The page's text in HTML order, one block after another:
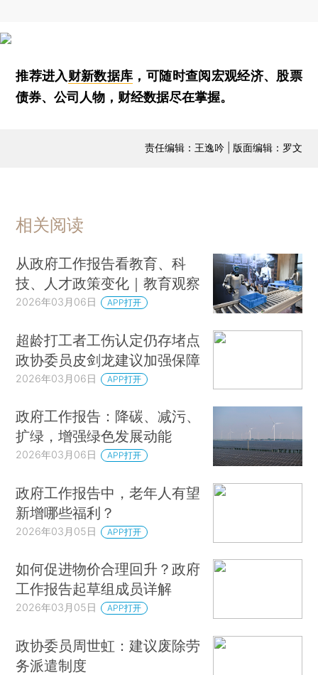
推荐进入财新数据库 ，可随时查阅宏观经济、股票
债券、公司人物，财经数据尽在掌握。
责任编辑：王逸吟 | 版面编辑：罗文
相关阅读
从政府工作报告看教育、科
技、人才政策变化｜教育观察
2026年03月06日 APP打开
超龄打工者工伤认定仍存堵点
政协委员皮剑龙建议加强保障
2026年03月06日 APP打开
政府工作报告：降碳、减污、
扩绿，增强绿色发展动能
2026年03月06日 APP打开
政府工作报告中，老年人有望
新增哪些福利？
2026年03月05日 APP打开
如何促进物价合理回升？政府
工作报告起草组成员详解
2026年03月05日 APP打开
政协委员周世虹：建议废除劳
务派遣制度